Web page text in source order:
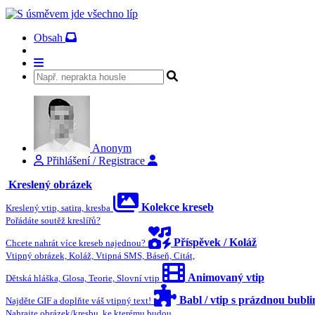
Obsah
Anonym
Přihlášení / Registrace
Kreslený obrázek
Kreslený vtip, satira, kresba Kolekce kreseb
Pořádáte soutěž kreslířů?
Chcete nahrát více kreseb najednou? Příspěvek / Koláž
Vtipný obrázek, Koláž, Vtipná SMS, Báseň, Citát,
Dětská hláška, Glosa, Teorie, Slovní vtip Animovaný vtip
Najděte GIF a doplňte váš vtipný text! Babl / vtip s prázdnou